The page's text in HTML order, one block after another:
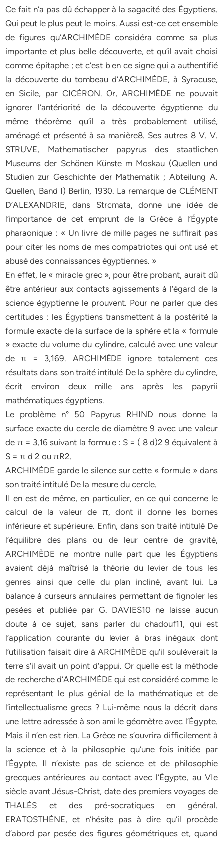
Ce fait n’a pas dû échapper à la sagacité des Égyptiens.
Qui peut le plus peut le moins. Aussi est-ce cet ensemble
de figures qu’ARCHIMÈDE considéra comme sa plus
importante et plus belle découverte, et qu’il avait choisi
comme épitaphe ; et c’est bien ce signe qui a authentifié
la découverte du tombeau d’ARCHIMÈDE, à Syracuse,
en Sicile, par CICÉRON. Or, ARCHIMÈDE ne pouvait
ignorer l’antériorité de la découverte égyptienne du
même théorème qu’il a très probablement utilisé,
aménagé et présenté à sa manière8. Ses autres 8 V. V.
STRUVE, Mathematischer papyrus des staatlichen
Museums der Schönen Künste m Moskau (Quellen und
Studien zur Geschichte der Mathematik ; Abteilung A.
Quellen, Band I) Berlin, 1930. La remarque de CLÉMENT
D’ALEXANDRIE, dans Stromata, donne une idée de
l’importance de cet emprunt de la Grèce à l’Égypte
pharaonique : « Un livre de mille pages ne suffirait pas
pour citer les noms de mes compatriotes qui ont usé et
abusé des connaissances égyptiennes. »
En effet, le « miracle grec », pour être probant, aurait dû
être antérieur aux contacts agissements à l’égard de la
science égyptienne le prouvent. Pour ne parler que des
certitudes : les Égyptiens transmettent à la postérité la
formule exacte de la surface de la sphère et la « formule
» exacte du volume du cylindre, calculé avec une valeur
de π = 3,169. ARCHIMÈDE ignore totalement ces
résultats dans son traité intitulé De la sphère du cylindre,
écrit environ deux mille ans après les papyrii
mathématiques égyptiens.
Le problème n° 50 Papyrus RHIND nous donne la
surface exacte du cercle de diamètre 9 avec une valeur
de π = 3,16 suivant la formule : S = ( 8 d)2 9 équivalent à
S = π d 2 ou πR2.
ARCHIMÈDE garde le silence sur cette « formule » dans
son traité intitulé De la mesure du cercle.
II en est de même, en particulier, en ce qui concerne le
calcul de la valeur de π, dont il donne les bornes
inférieure et supérieure. Enfin, dans son traité intitulé De
l’équilibre des plans ou de leur centre de gravité,
ARCHIMÈDE ne montre nulle part que les Égyptiens
avaient déjà maîtrisé la théorie du levier de tous les
genres ainsi que celle du plan incliné, avant lui. La
balance à curseurs annulaires permettant de fignoler les
pesées et publiée par G. DAVIES10 ne laisse aucun
doute à ce sujet, sans parler du chadouf11, qui est
l’application courante du levier à bras inégaux dont
l’utilisation faisait dire à ARCHIMÈDE qu’il soulèverait la
terre s’il avait un point d’appui. Or quelle est la méthode
de recherche d’ARCHIMÈDE qui est considéré comme le
représentant le plus génial de la mathématique et de
l’intellectualisme grecs ? Lui-même nous la décrit dans
une lettre adressée à son ami le géomètre avec l’Égypte.
Mais il n’en est rien. La Grèce ne s’ouvrira difficilement à
la science et à la philosophie qu’une fois initiée par
l’Égypte. II n’existe pas de science et de philosophie
grecques antérieures au contact avec l’Égypte, au VIe
siècle avant Jésus-Christ, date des premiers voyages de
THALÈS et des pré-socratiques en général.
ERATOSTHÈNE, et n’hésite pas à dire qu’il procède
d’abord par pesée des figures géométriques et, quand